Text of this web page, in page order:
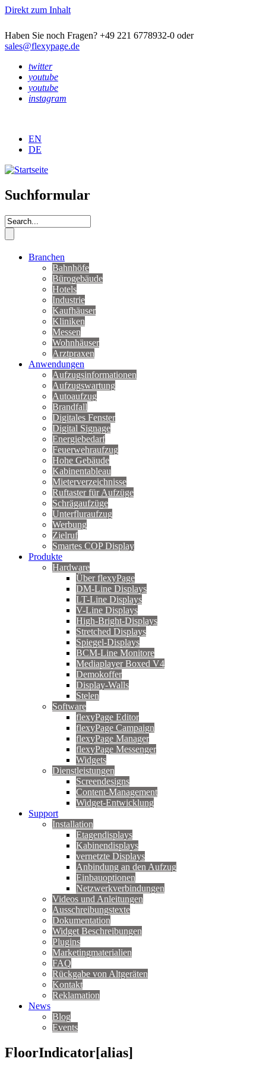
Direkt zum Inhalt
Haben Sie noch Fragen? +49 221 6778932-0 oder
sales@flexypage.de
twitter
youtube
youtube
instagram
EN
DE
Suchformular
Branchen
Bahnhöfe
Bürogebäude
Hotels
Industrie
Kaufhäuser
Kliniken
Messen
Wohnhäuser
Arztpraxen
Anwendungen
Aufzugsinformationen
Aufzugswartung
Autoaufzug
Brandfall
Digitales Fenster
Digital Signage
Energiebedarf
Feuerwehraufzug
Hohe Gebäude
Kabinentableau
Mieterverzeichnisse
Ruftaster für Aufzüge
Schrägaufzüge
Unterfluraufzug
Werbung
Zielruf
Smartes COP Display
Produkte
Hardware
Über flexyPage
DM-Line Displays
LT-Line Displays
V-Line Displays
High-Bright-Displays
Stretched Displays
Spiegel-Displays
BCM-Line Monitore
Mediaplayer Boxed V4
Demokoffer
Display-Walls
Stelen
Software
flexyPage Editor
flexyPage Campaign
flexyPage Manager
flexyPage Messenger
Widgets
Dienstleistungen
Screendesigns
Content-Management
Widget-Entwicklung
Support
Installation
Etagendisplays
Kabinendisplays
vernetzte Displays
Anbindung an den Aufzug
Einbauoptionen
Netzwerkverbindungen
Videos und Anleitungen
Ausschreibungstexte
Dokumentation
Widget Beschreibungen
Plugins
Marketingmaterialien
FAQ
Rückgabe von Altgeräten
Kontakt
Reklamation
News
Blog
Events
FloorIndicator[alias]